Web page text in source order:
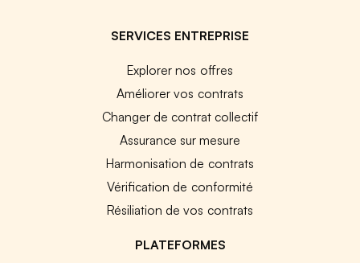
SERVICES ENTREPRISE
Explorer nos offres
Améliorer vos contrats
Changer de contrat collectif
Assurance sur mesure
Harmonisation de contrats
Vérification de conformité
Résiliation de vos contrats
PLATEFORMES